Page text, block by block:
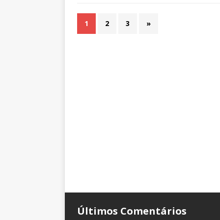
1 2 3 »
Últimos Comentários